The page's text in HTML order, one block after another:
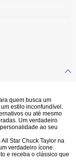
quem busca um
estilo inconfundível .
ou até mesmo
Um verdadeiro
ao seu
Star Chuck Taylor na
verdadeiro ícone.
e receba o clássico que